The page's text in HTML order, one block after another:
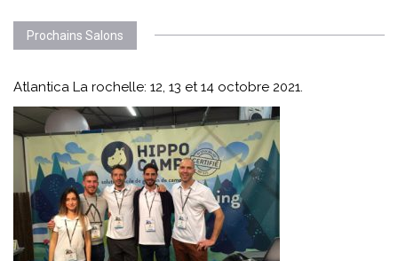
Prochains Salons
Atlantica La rochelle: 12, 13 et 14 octobre 2021.